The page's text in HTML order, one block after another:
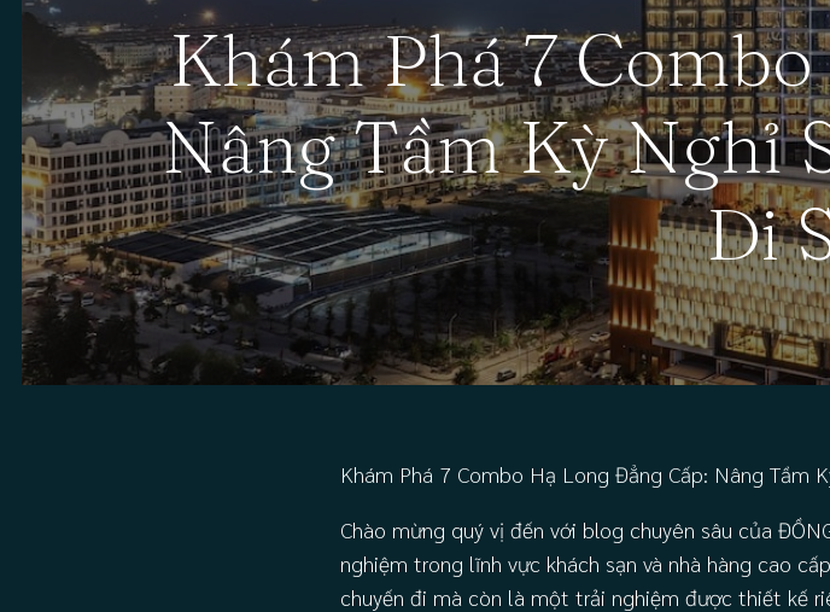
Khám Phá 7
Nâng Tầm Kỳ Nghỉ
Di
Khám Phá 7 Combo Hạ Long Đẳng Cấp: Nâng Tầm
Chào mừng quý vị đến với blog chuyên sâu của
nghiệm trong lĩnh vực khách sạn và nhà hàng cao
chuyến đi mà còn là một trải nghiệm được thiết kế